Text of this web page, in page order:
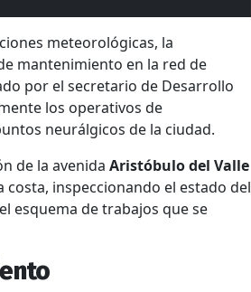
meteorológicas, la
mantenimiento en la red de
por el secretario de Desarrollo
los operativos de
neurálgicos de la ciudad.
de la avenida Aristóbulo del Valle
costa, inspeccionando el estado del
esquema de trabajos que se